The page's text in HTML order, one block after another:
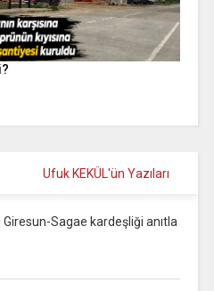
Ufuk KEKÜL'ün Yazıları
Giresun-Sagae kardeşliği anıtla